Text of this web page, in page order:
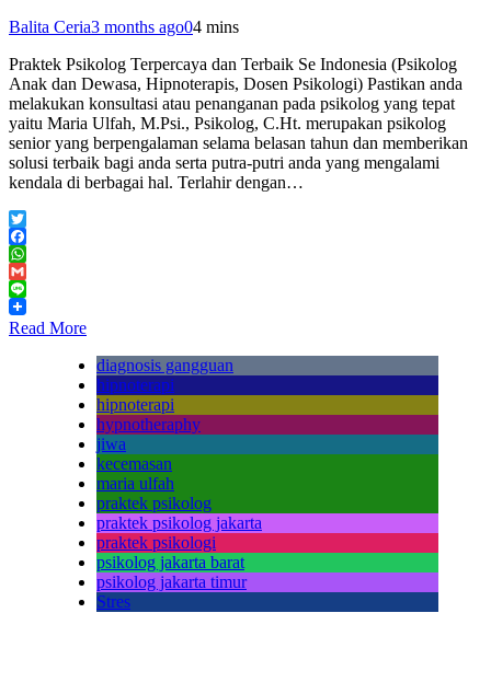
Balita Ceria3 months ago04 mins
Praktek Psikolog Terpercaya dan Terbaik Se Indonesia (Psikolog
Anak dan Dewasa, Hipnoterapis, Dosen Psikologi) Pastikan anda
melakukan konsultasi atau penanganan pada psikolog yang tepat
yaitu Maria Ulfah, M.Psi., Psikolog, C.Ht. merupakan psikolog
senior yang berpengalaman selama belasan tahun dan memberikan
solusi terbaik bagi anda serta putra-putri anda yang mengalami
kendala di berbagai hal. Terlahir dengan…
Twitter
Facebook
WhatsApp
Gmail
Line
Read More
diagnosis gangguan
hipnoterapi
hipnoterapi
hypnotheraphy
jiwa
kecemasan
maria ulfah
praktek psikolog
praktek psikolog jakarta
praktek psikologi
psikolog jakarta barat
psikolog jakarta timur
Stres